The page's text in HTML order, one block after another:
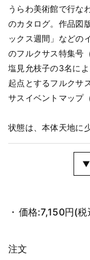
うらわ美術館で行な
のカタログ。作品図
ックス週間」などの
のフルクサス特集号
塩見允枝子の3名に
起点とするフルクサ
サスイベントマップ
状態は、本体天地に
▼
価格:7,150円(税
注文